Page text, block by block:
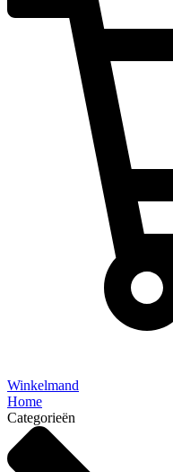
Winkelmand
Home
Categorieën